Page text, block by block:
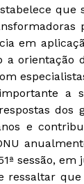
em
a orientação
a
dos
e
sessão, em
ressaltar